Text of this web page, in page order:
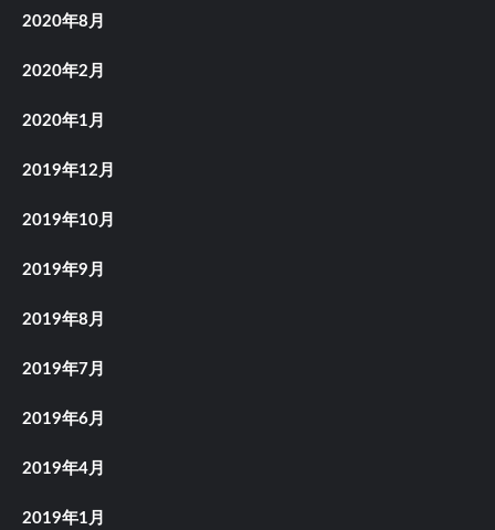
2020年8月
2020年2月
2020年1月
2019年12月
2019年10月
2019年9月
2019年8月
2019年7月
2019年6月
2019年4月
2019年1月